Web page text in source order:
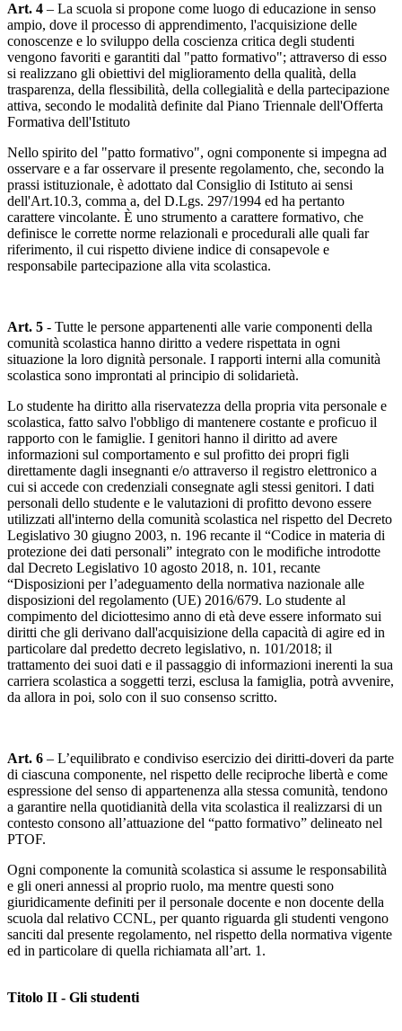
Art. 4 – La scuola si propone come luogo di educazione in senso
ampio, dove il processo di apprendimento, l'acquisizione delle
conoscenze e lo sviluppo della coscienza critica degli studenti
vengono favoriti e garantiti dal "patto formativo"; attraverso di esso
si realizzano gli obiettivi del miglioramento della qualità, della
trasparenza, della flessibilità, della collegialità e della partecipazione
attiva, secondo le modalità definite dal Piano Triennale dell'Offerta
Formativa dell'Istituto
Nello spirito del "patto formativo", ogni componente si impegna ad
osservare e a far osservare il presente regolamento, che, secondo la
prassi istituzionale, è adottato dal Consiglio di Istituto ai sensi
dell'Art.10.3, comma a, del D.Lgs. 297/1994 ed ha pertanto
carattere vincolante. È uno strumento a carattere formativo, che
definisce le corrette norme relazionali e procedurali alle quali far
riferimento, il cui rispetto diviene indice di consapevole e
responsabile partecipazione alla vita scolastica.
Art. 5 - Tutte le persone appartenenti alle varie componenti della
comunità scolastica hanno diritto a vedere rispettata in ogni
situazione la loro dignità personale. I rapporti interni alla comunità
scolastica sono improntati al principio di solidarietà.
Lo studente ha diritto alla riservatezza della propria vita personale e
scolastica, fatto salvo l'obbligo di mantenere costante e proficuo il
rapporto con le famiglie. I genitori hanno il diritto ad avere
informazioni sul comportamento e sul profitto dei propri figli
direttamente dagli insegnanti e/o attraverso il registro elettronico a
cui si accede con credenziali consegnate agli stessi genitori. I dati
personali dello studente e le valutazioni di profitto devono essere
utilizzati all'interno della comunità scolastica nel rispetto del Decreto
Legislativo 30 giugno 2003, n. 196 recante il “Codice in materia di
protezione dei dati personali” integrato con le modifiche introdotte
dal Decreto Legislativo 10 agosto 2018, n. 101, recante
“Disposizioni per l’adeguamento della normativa nazionale alle
disposizioni del regolamento (UE) 2016/679. Lo studente al
compimento del diciottesimo anno di età deve essere informato sui
diritti che gli derivano dall'acquisizione della capacità di agire ed in
particolare dal predetto decreto legislativo, n. 101/2018; il
trattamento dei suoi dati e il passaggio di informazioni inerenti la sua
carriera scolastica a soggetti terzi, esclusa la famiglia, potrà avvenire,
da allora in poi, solo con il suo consenso scritto.
Art. 6 – L’equilibrato e condiviso esercizio dei diritti-doveri da parte
di ciascuna componente, nel rispetto delle reciproche libertà e come
espressione del senso di appartenenza alla stessa comunità, tendono
a garantire nella quotidianità della vita scolastica il realizzarsi di un
contesto consono all’attuazione del “patto formativo” delineato nel
PTOF.
Ogni componente la comunità scolastica si assume le responsabilità
e gli oneri annessi al proprio ruolo, ma mentre questi sono
giuridicamente definiti per il personale docente e non docente della
scuola dal relativo CCNL, per quanto riguarda gli studenti vengono
sanciti dal presente regolamento, nel rispetto della normativa vigente
ed in particolare di quella richiamata all’art. 1.
Titolo II - Gli studenti